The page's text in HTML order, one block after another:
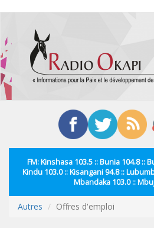
contenu
principal
FM: Kinshasa 103.5 :: Bunia 104.8 ::
Kindu 103.0 :: Kisangani 94.8 ::
Mbandaka 103.0 ::
Autres Offres d'emploi